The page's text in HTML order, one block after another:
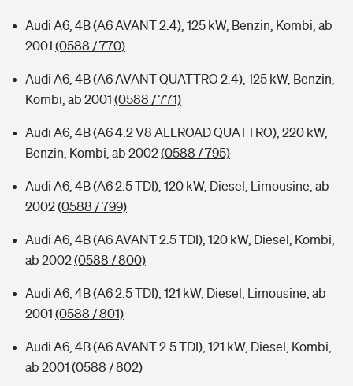
Audi A6, 4B (A6 AVANT 2.4), 125 kW, Benzin, Kombi, ab
2001 (0588 / 770)
Audi A6, 4B (A6 AVANT QUATTRO 2.4), 125 kW, Benzin,
Kombi, ab 2001 (0588 / 771)
Audi A6, 4B (A6 4.2 V8 ALLROAD QUATTRO), 220 kW,
Benzin, Kombi, ab 2002(0588 / 795)
Audi A6, 4B (A6 2.5 TDI), 120 kW, Diesel, Limousine, ab
2002(0588 / 799)
Audi A6, 4B (A6 AVANT 2.5 TDI), 120 kW, Diesel, Kombi,
ab 2002(0588 / 800)
Audi A6, 4B (A6 2.5 TDI), 121 kW, Diesel, Limousine, ab
2001 (0588 / 801)
Audi A6, 4B (A6 AVANT 2.5 TDI), 121 kW, Diesel, Kombi,
ab 2001 (0588 / 802)